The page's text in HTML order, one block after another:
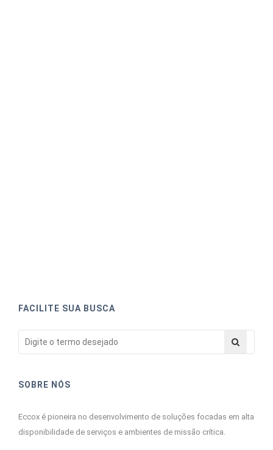
FACILITE SUA BUSCA
SOBRE NÓS
Eccox é pioneira no desenvolvimento de soluções focadas em alta
disponibilidade de serviços e ambientes de missão crítica.